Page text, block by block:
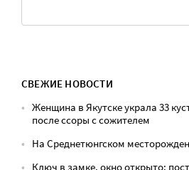
СВЕЖИЕ НОВОСТИ
Женщина в Якутске украла 33
после ссоры с сожителем
На Среднетюнгском
Ключ в замке, окно открыто: